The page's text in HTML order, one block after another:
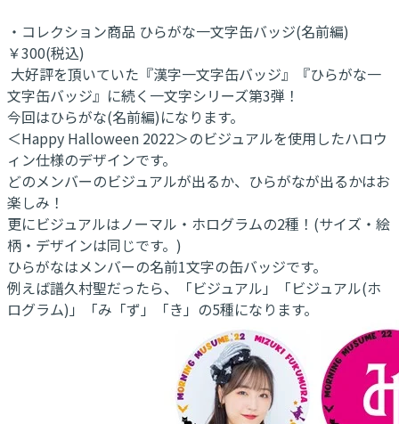
・コレクション商品 ひらがな一文字缶バッジ(名前編)
￥300(税込)
大好評を頂いていた『漢字一文字缶バッジ』『ひらがな一
文字缶バッジ』に続く一文字シリーズ第3弾！
今回はひらがな(名前編)になります。
＜Happy Halloween 2022＞のビジュアルを使用したハロウ
ィン仕様のデザインです。
どのメンバーのビジュアルが出るか、ひらがなが出るかはお
楽しみ！
更にビジュアルはノーマル・ホログラムの2種！(サイズ・絵
柄・デザインは同じです。)
ひらがなはメンバーの名前1文字の缶バッジです。
例えば譜久村聖だったら、「ビジュアル」「ビジュアル(ホ
ログラム)」「み「ず」「き」の5種になります。